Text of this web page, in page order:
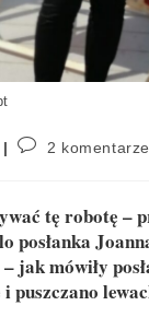
2 komentarze
tę robotę –
jak mówiły
puszczano